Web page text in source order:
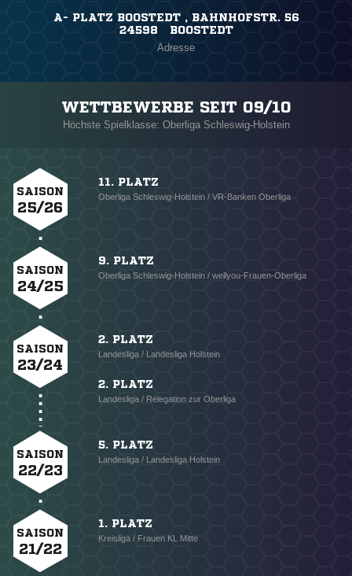
A- PLATZ BOOSTEDT , BAHNHOFSTR. 56
24598 BOOSTEDT
Adresse
WETTBEWERBE SEIT 09/10
Höchste Spielklasse: Oberliga Schleswig-Holstein
SAISON
25/26
11. PLATZ
Oberliga Schleswig-Holstein / VR-Banken Oberliga
SAISON
24/25
9. PLATZ
Oberliga Schleswig-Holstein / wellyou-Frauen-Oberliga
SAISON
23/24
2. PLATZ
Landesliga / Landesliga Holstein
2. PLATZ
Landesliga / Relegation zur Oberliga
SAISON
22/23
5. PLATZ
Landesliga / Landesliga Holstein
SAISON
21/22
1. PLATZ
Kreisliga / Frauen KL Mitte